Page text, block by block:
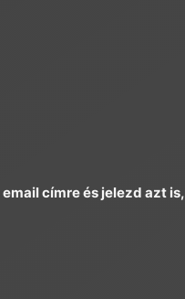
email címre és jelezd azt is,